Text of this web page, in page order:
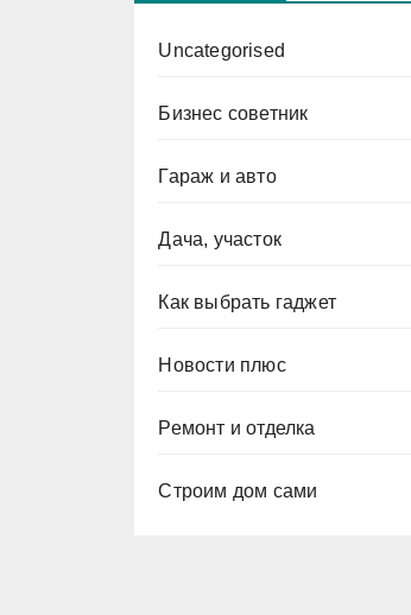
Uncategorised
Бизнес советник
Гараж и авто
Дача, участок
Как выбрать гаджет
Новости плюс
Ремонт и отделка
Строим дом сами